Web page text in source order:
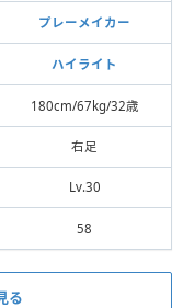
プレーメイカー
ハイライト
180cm/67kg/32歳
右足
Lv.30
58
る